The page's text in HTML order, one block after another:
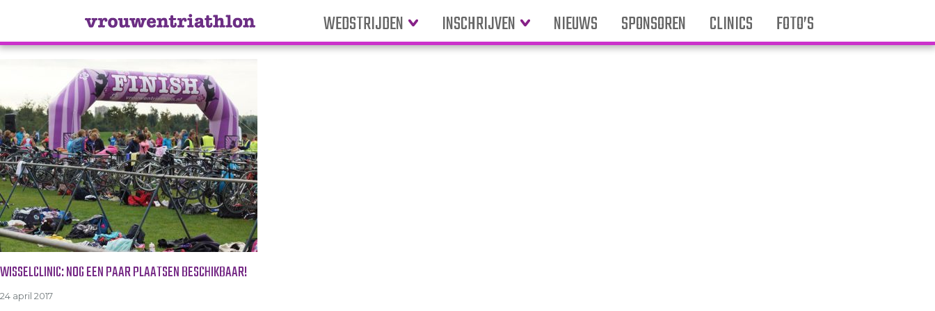
WEDSTRIJDEN INSCHRIJVEN NIEUWS SPONSOREN CLINICS FOTO’S
Tag Archive: transitie
WISSELCLINIC: NOG EEN PAAR PLAATSEN BESCHIKBAAR!
24 april 2017